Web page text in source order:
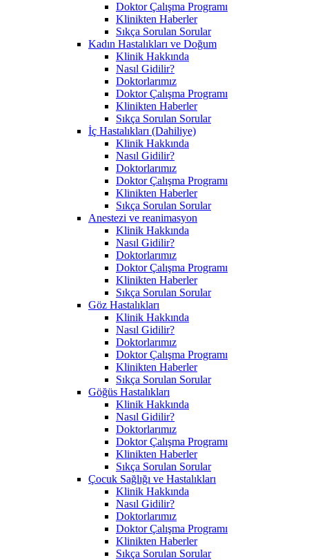
Doktor Çalışma Programı
Klinikten Haberler
Sıkça Sorulan Sorular
Kadın Hastalıkları ve Doğum
Klinik Hakkında
Nasıl Gidilir?
Doktorlarımız
Doktor Çalışma Programı
Klinikten Haberler
Sıkça Sorulan Sorular
İç Hastalıkları (Dahiliye)
Klinik Hakkında
Nasıl Gidilir?
Doktorlarımız
Doktor Çalışma Programı
Klinikten Haberler
Sıkça Sorulan Sorular
Anestezi ve reanimasyon
Klinik Hakkında
Nasıl Gidilir?
Doktorlarımız
Doktor Çalışma Programı
Klinikten Haberler
Sıkça Sorulan Sorular
Göz Hastalıkları
Klinik Hakkında
Nasıl Gidilir?
Doktorlarımız
Doktor Çalışma Programı
Klinikten Haberler
Sıkça Sorulan Sorular
Göğüs Hastalıkları
Klinik Hakkında
Nasıl Gidilir?
Doktorlarımız
Doktor Çalışma Programı
Klinikten Haberler
Sıkça Sorulan Sorular
Çocuk Sağlığı ve Hastalıkları
Klinik Hakkında
Nasıl Gidilir?
Doktorlarımız
Doktor Çalışma Programı
Klinikten Haberler
Sıkça Sorulan Sorular